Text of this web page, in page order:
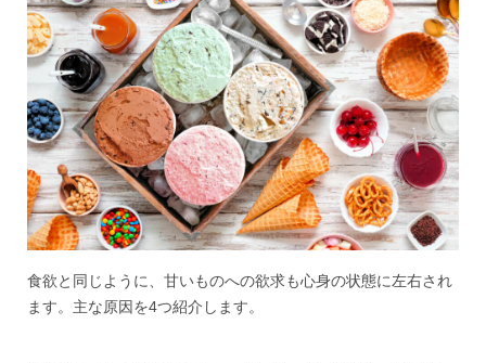
食欲と同じように、甘いものへの欲求も心身の状態に左右され
ます。主な原因を4つ紹介します。